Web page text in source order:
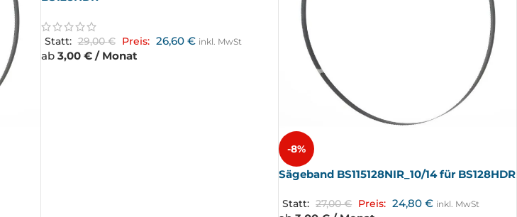
Statt: 29,00€ Preis: 26,60 € inkl. MwSt
ab 3,00 € / Monat
-8%
Sägeband BS115128NIR_10/14 für BS128HDR
Statt: 27,00€ Preis: 24,80€ inkl. MwSt